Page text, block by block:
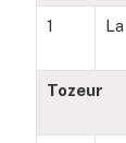
1
Tozeur